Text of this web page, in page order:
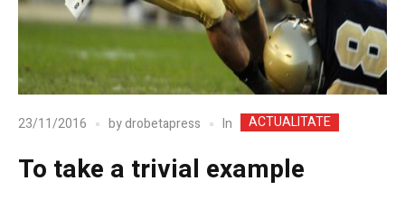
23/11/2016 bydrobetapress In ACTUALITATE
To take a trivial example